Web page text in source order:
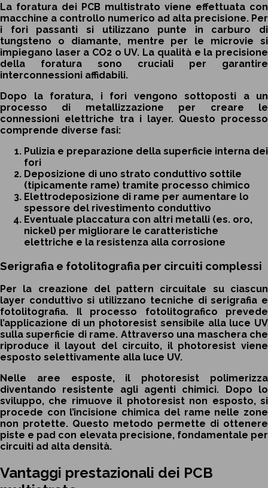
La foratura dei PCB multistrato viene effettuata con
macchine a controllo numerico ad alta precisione. Per
i fori passanti si utilizzano punte in carburo di
tungsteno o diamante, mentre per le microvie si
impiegano laser a CO2 o UV. La qualità e la precisione
della foratura sono cruciali per garantire
interconnessioni affidabili.
Dopo la foratura, i fori vengono sottoposti a un
processo di metallizzazione per creare le
connessioni elettriche tra i layer. Questo processo
comprende diverse fasi:
Pulizia e preparazione della superficie interna dei
fori
Deposizione di uno strato conduttivo sottile
(tipicamente rame) tramite processo chimico
Elettrodeposizione di rame per aumentare lo
spessore del rivestimento conduttivo
Eventuale placcatura con altri metalli (es. oro,
nickel) per migliorare le caratteristiche
elettriche e la resistenza alla corrosione
Serigrafia e fotolitografia per circuiti complessi
Per la creazione del pattern circuitale su ciascun
layer conduttivo si utilizzano tecniche di serigrafia e
fotolitografia. Il processo fotolitografico prevede
l’applicazione di un photoresist sensibile alla luce UV
sulla superficie di rame. Attraverso una maschera che
riproduce il layout del circuito, il photoresist viene
esposto selettivamente alla luce UV.
Nelle aree esposte, il photoresist polimerizza
diventando resistente agli agenti chimici. Dopo lo
sviluppo, che rimuove il photoresist non esposto, si
procede con l’incisione chimica del rame nelle zone
non protette. Questo metodo permette di ottenere
piste e pad con elevata precisione, fondamentale per
circuiti ad alta densità.
Vantaggi prestazionali dei PCB